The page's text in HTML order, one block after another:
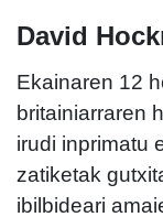
David
Ekainaren 12
britainiarraren
irudi inprimatu
zatiketak
ibilbideari